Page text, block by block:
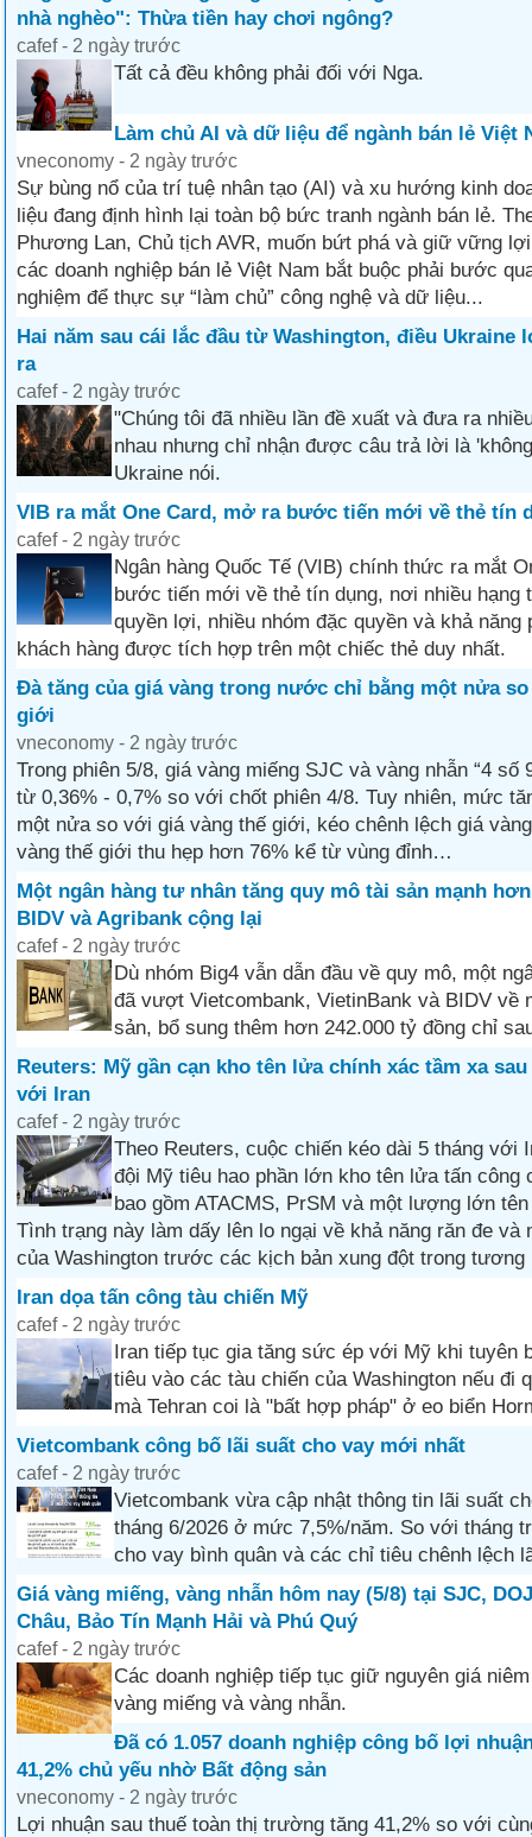
nhà nghèo": Thừa tiền hay chơi ngông?
cafef - 2 ngày trước
Tất cả đều không phải đối với Nga.
Làm chủ AI và dữ liệu để ngành bán lẻ Việt
vneconomy - 2 ngày trước
Sự bùng nổ của trí tuệ nhân tạo (AI) và xu hướng kinh
liệu đang định hình lại toàn bộ bức tranh ngành bán lẻ.
Phương Lan, Chủ tịch AVR, muốn bứt phá và giữ vững
các doanh nghiệp bán lẻ Việt Nam bắt buộc phải bước
nghiệm để thực sự “làm chủ” công nghệ và dữ liệu...
Hai năm sau cái lắc đầu từ Washington, điều Ukraine
ra
cafef - 2 ngày trước
"Chúng tôi đã nhiều lần đề xuất và đưa ra
nhau nhưng chỉ nhận được câu trả lời là
Ukraine nói.
VIB ra mắt One Card, mở ra bước tiến mới về thẻ tín
cafef - 2 ngày trước
Ngân hàng Quốc Tế (VIB) chính thức ra mắt
bước tiến mới về thẻ tín dụng, nơi nhiều hạng
quyền lợi, nhiều nhóm đặc quyền và khả năng
khách hàng được tích hợp trên một chiếc thẻ duy nhất.
Đà tăng của giá vàng trong nước chỉ bằng một nửa
giới
vneconomy - 2 ngày trước
Trong phiên 5/8, giá vàng miếng SJC và vàng nhẫn “4 số
từ 0,36% - 0,7% so với chốt phiên 4/8. Tuy nhiên, mức
một nửa so với giá vàng thế giới, kéo chênh lệch giá
vàng thế giới thu hẹp hơn 76% kể từ vùng đỉnh…
Một ngân hàng tư nhân tăng quy mô tài sản mạnh
BIDV và Agribank cộng lại
cafef - 2 ngày trước
Dù nhóm Big4 vẫn dẫn đầu về quy mô, một
đã vượt Vietcombank, VietinBank và BIDV về
sản, bổ sung thêm hơn 242.000 tỷ đồng chỉ
Reuters: Mỹ gần cạn kho tên lửa chính xác tầm xa
với Iran
cafef - 2 ngày trước
Theo Reuters, cuộc chiến kéo dài 5 tháng với
đội Mỹ tiêu hao phần lớn kho tên lửa tấn công
bao gồm ATACMS, PrSM và một lượng lớn
Tình trạng này làm dấy lên lo ngại về khả năng răn đe và
của Washington trước các kịch bản xung đột trong tương
Iran dọa tấn công tàu chiến Mỹ
cafef - 2 ngày trước
Iran tiếp tục gia tăng sức ép với Mỹ khi tuyên
tiêu vào các tàu chiến của Washington nếu đi
mà Tehran coi là "bất hợp pháp" ở eo biển
Vietcombank công bố lãi suất cho vay mới nhất
cafef - 2 ngày trước
Vietcombank vừa cập nhật thông tin lãi suất
tháng 6/2026 ở mức 7,5%/năm. So với tháng
cho vay bình quân và các chỉ tiêu chênh lệch
Giá vàng miếng, vàng nhẫn hôm nay (5/8) tại SJC,
Châu, Bảo Tín Mạnh Hải và Phú Quý
cafef - 2 ngày trước
Các doanh nghiệp tiếp tục giữ nguyên giá
vàng miếng và vàng nhẫn.
Đã có 1.057 doanh nghiệp công bố lợi
41,2% chủ yếu nhờ Bất động sản
vneconomy - 2 ngày trước
Lợi nhuận sau thuế toàn thị trường tăng 41,2% so với